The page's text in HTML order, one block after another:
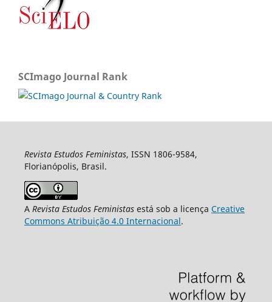
SCImago Journal Rank
Revista Estudos Feministas, ISSN 1806-9584,
Florianópolis, Brasil.
A Revista Estudos Feministasestá sob a licença Creative
Commons Atribuição 4.0 Internacional.